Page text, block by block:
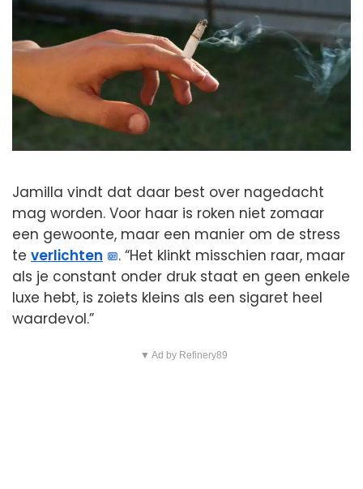
Jamilla vindt dat daar best over nagedacht
mag worden. Voor haar is roken niet zomaar
een gewoonte, maar een manier om de stress
te verlichten
. “Het klinkt misschien raar, maar
als je constant onder druk staat en geen enkele
luxe hebt, is zoiets kleins als een sigaret heel
waardevol.”
▼ Ad by Refinery89